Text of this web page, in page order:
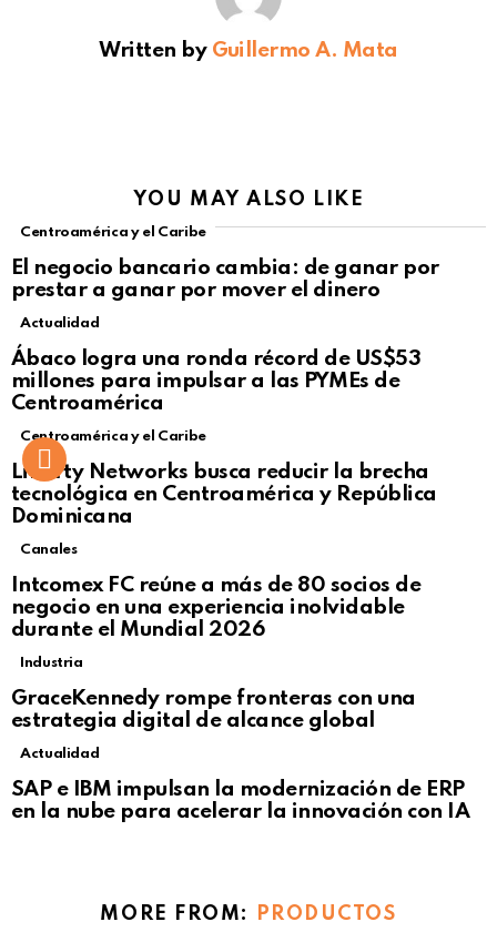
Written by Guillermo A. Mata
YOU MAY ALSO LIKE
Centroamérica y el Caribe
El negocio bancario cambia: de ganar por
prestar a ganar por mover el dinero
Not Safe For Work
Click to view this post
Actualidad
Ábaco logra una ronda récord de US$53
millones para impulsar a las PYMEs de
Centroamérica
Centroamérica y el Caribe
Liberty Networks busca reducir la brecha
tecnológica en Centroamérica y República
Dominicana
Canales
Intcomex FC reúne a más de 80 socios de
negocio en una experiencia inolvidable
durante el Mundial 2026
Industria
GraceKennedy rompe fronteras con una
estrategia digital de alcance global
Not Safe For Work
Click to view this post
Actualidad
SAP e IBM impulsan la modernización de ERP
en la nube para acelerar la innovación con IA
MORE FROM: PRODUCTOS